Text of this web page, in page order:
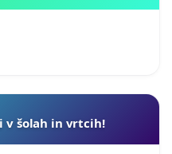
v šolah in vrtcih!